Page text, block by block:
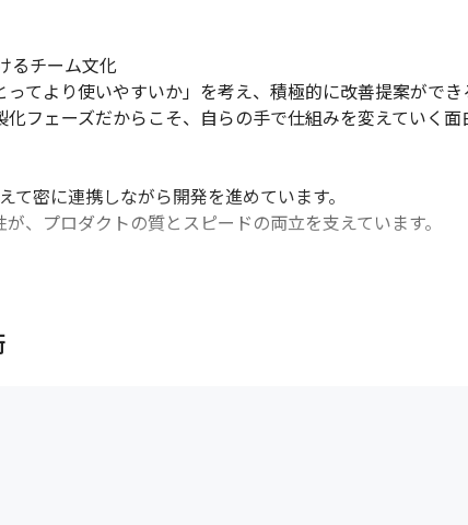
るチーム文化
てより使いやすいか」を考え、積極的に改善提案ができ
フェーズだからこそ、自らの手で仕組みを変えていく面
密に連携しながら開発を進めています。
、プロダクトの質とスピードの両立を支えています。
Google Meet
CodeDeploy, S3, EFS, SES, Route 53